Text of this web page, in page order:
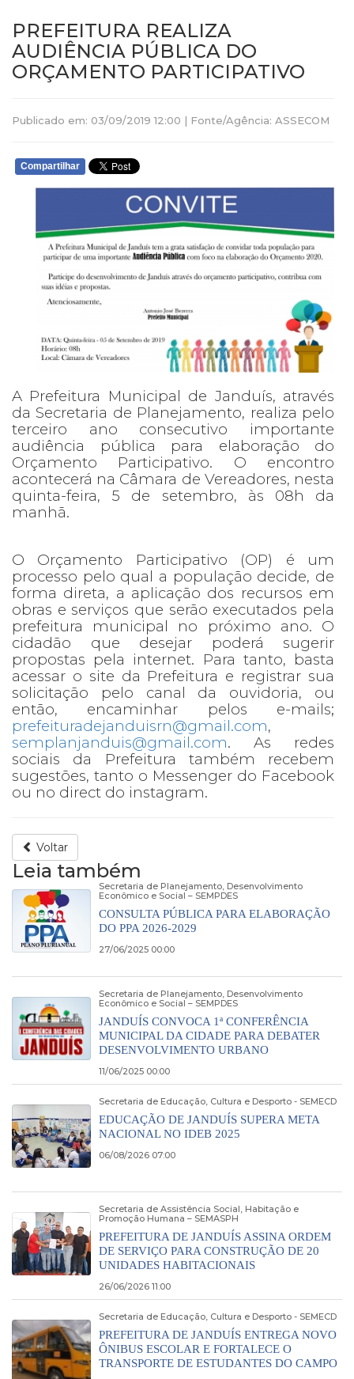
PREFEITURA REALIZA
AUDIÊNCIA PÚBLICA DO
ORÇAMENTO PARTICIPATIVO
Publicado em: 03/09/2019 12:00 | Fonte/Agência: ASSECOM
Compartilhar
A Prefeitura Municipal de Janduís, através
da Secretaria de Planejamento, realiza pelo
terceiro ano consecutivo importante
audiência pública para elaboração do
Orçamento Participativo. O encontro
acontecerá na Câmara de Vereadores, nesta
quinta-feira, 5 de setembro, às 08h da
manhã.
O Orçamento Participativo (OP) é um
processo pelo qual a população decide, de
forma direta, a aplicação dos recursos em
obras e serviços que serão executados pela
prefeitura municipal no próximo ano. O
cidadão que desejar poderá sugerir
propostas pela internet. Para tanto, basta
acessar o site da Prefeitura e registrar sua
solicitação pelo canal da ouvidoria, ou
então, encaminhar pelos e-mails;
prefeituradejanduisrn@gmail.com,
semplanjanduis@gmail.com. As redes
sociais da Prefeitura também recebem
sugestões, tanto o Messenger do Facebook
ou no direct do instagram.
Voltar
Leia também
Secretaria de Planejamento, Desenvolvimento
Econômico e Social – SEMPDES
CONSULTA PÚBLICA PARA ELABORAÇÃO
DO PPA 2026-2029
27/06/2025 00:00
Secretaria de Planejamento, Desenvolvimento
Econômico e Social – SEMPDES
JANDUÍS CONVOCA 1ª CONFERÊNCIA
MUNICIPAL DA CIDADE PARA DEBATER
DESENVOLVIMENTO URBANO
11/06/2025 00:00
Secretaria de Educação, Cultura e Desporto - SEMECD
EDUCAÇÃO DE JANDUÍS SUPERA META
NACIONAL NO IDEB 2025
06/08/2026 07:00
Secretaria de Assistência Social, Habitação e
Promoção Humana – SEMASPH
PREFEITURA DE JANDUÍS ASSINA ORDEM
DE SERVIÇO PARA CONSTRUÇÃO DE 20
UNIDADES HABITACIONAIS
26/06/2026 11:00
Secretaria de Educação, Cultura e Desporto - SEMECD
PREFEITURA DE JANDUÍS ENTREGA NOVO
ÔNIBUS ESCOLAR E FORTALECE O
TRANSPORTE DE ESTUDANTES DO CAMPO